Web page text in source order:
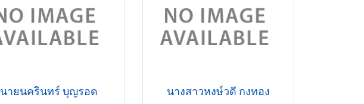
นายนครินทร์ บุญรอด นางสาวหงษ์วดี กงทอง